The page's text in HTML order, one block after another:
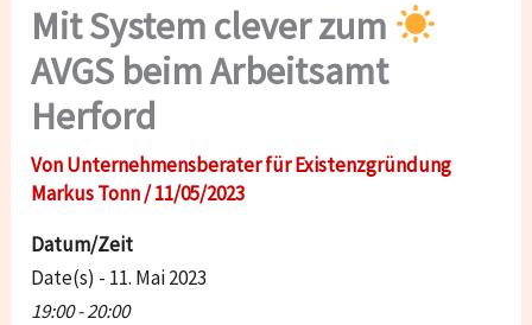
Mit System clever zum
AVGS beim Arbeitsamt
Herford
VonUnternehmensberater für Existenzgründung
Markus Tonn/11/05/2023
Datum/Zeit
Date(s) - 11. Mai 2023
19:00 - 20:00